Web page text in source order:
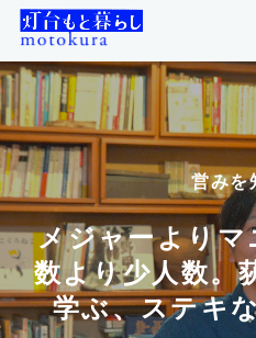
営みを
メジャーよりマ
数より少人数。
学ぶ、ステキ
特
新着
今月の編集
探